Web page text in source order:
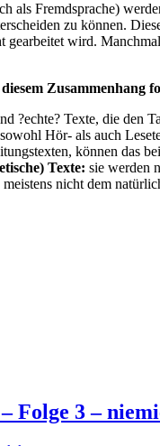
als Fremdsprache)
zu können.
wird.
Zusammenhang
?echte? Texte, die den
Hör- als auch
können das
Texte: sie werden
nicht dem
Folge 3 –